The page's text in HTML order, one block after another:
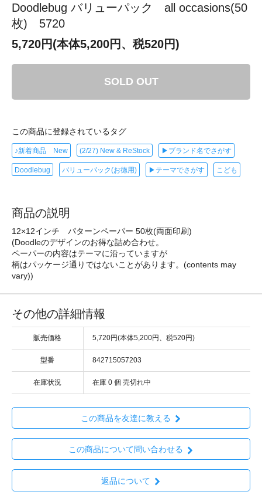
Doodlebug バリューパック all occasions(50
枚) 5720
5,720円(本体5,200円、税520円)
SOLD OUT
この商品に登録されているタグ
♪新着商品 New (2/27) New & ReStock ▶ブランド名でさがす
Doodlebug バリューパック(お徳用) ▶テーマでさがす こども
商品の説明
12×12インチ パターンペーパー 50枚(両面印刷)
(Doodleのデザインのお得な詰め合わせ。
ペーパーの内容はテーマに沿っていますが
柄はパッケージ通りではないことがあります。(contents may
vary))
その他の詳細情報
販売価格 5,720円(本体5,200円、税520円)
型番 842715057203
在庫状況 在庫 0 個 売切れ中
この商品を友達に教える
この商品について問い合わせる
返品について